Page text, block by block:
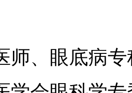
师、眼底病